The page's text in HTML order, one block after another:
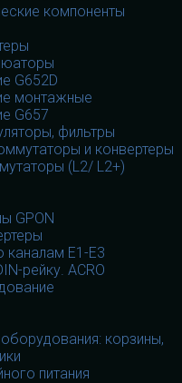
компоненты
G652D
монтажные
G657
фильтры
и конвертеры
(L2/ L2+)
GPON
каналам E1-E3
рейку. ACRO
корзины,
питания